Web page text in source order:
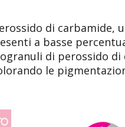
di
a basse
di perossido
le